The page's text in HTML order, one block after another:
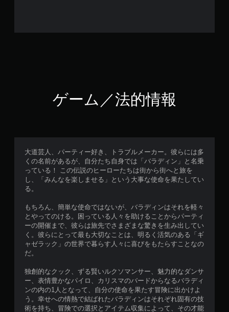
ゲーム／法的情報
大道芸人、パーティー好き、トラブルメーカー。彼らには多
くの名前があるが、自分たち自身では「バラディン」と名乗
っている！ この伝説のヒーローたちは街から街へと旅を
し、「みんなを楽しませる」という大事な使命を果たしてい
る。
もちろん、簡単な使命ではないが、バラディンはそれを軽々
とやってのける。困っている人々を助けることからパーティ
ーの開催まで、彼らは旅先でさまざまな驚きを生み出してい
く。彼らにとって最も大切なことは、明るく活気のある「ギ
ャゼラック」の世界で暮らす人々に喜びをもたらすことなの
だ。
独創的なクック、ずる賢いルクソマンサー、魅力的なダンサ
ー、表情豊かなパイロ、カリスマのバードからなるバラディ
ンの内の1人となって、自分の使命を果たす冒険に出かけよ
う。幸せへの情熱で結ばれたバラディンはそれぞれ固有の技
術を持ち、冒険での選択とアイテム収集によって、その才能